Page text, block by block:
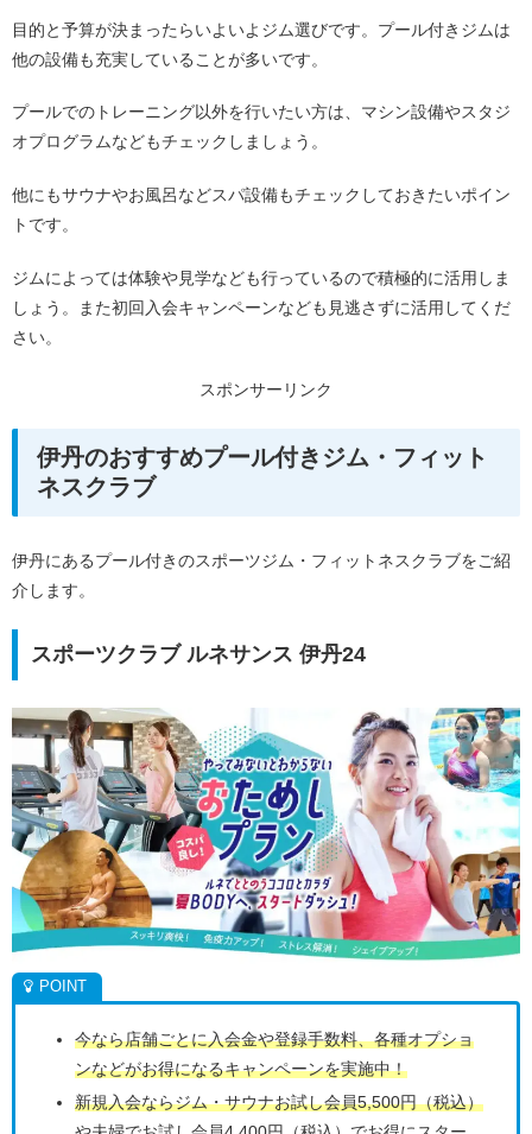
目的と予算が決まったらいよいよジム選びです。プール付きジムは
他の設備も充実していることが多いです。
プールでのトレーニング以外を行いたい方は、マシン設備やスタジ
オプログラムなどもチェックしましょう。
他にもサウナやお風呂などスパ設備もチェックしておきたいポイン
トです。
ジムによっては体験や見学なども行っているので積極的に活用しま
しょう。また初回入会キャンペーンなども見逃さずに活用してくだ
さい。
スポンサーリンク
伊丹のおすすめプール付きジム・フィット
ネスクラブ
伊丹にあるプール付きのスポーツジム・フィットネスクラブをご紹
介します。
スポーツクラブ ルネサンス 伊丹24
今なら店舗ごとに入会金や登録手数料、各種オプショ
ンなどがお得になるキャンペーンを実施中！
新規入会ならジム・サウナお試し会員5,500円（税込）